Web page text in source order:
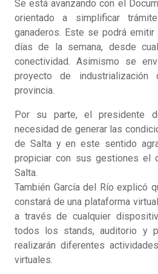
Se está avanzando con el
orientado a simplificar
ganaderos. Este se podrá
días de la semana, desde
conectividad. Asimismo se
proyecto de
provincia.
Por su parte, el presidente
necesidad de generar las
de Salta y en este sentido
propiciar con sus gestiones el
Salta.
También García del Río explicó
constará de una plataforma
a través de cualquier
todos los stands, auditorio y
realizarán diferentes
virtuales.